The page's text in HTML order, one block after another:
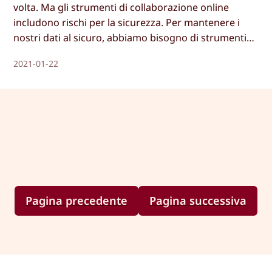
volta. Ma gli strumenti di collaborazione online
includono rischi per la sicurezza. Per mantenere i
nostri dati al sicuro, abbiamo bisogno di strumenti
2021-01-22
Pagina precedente Pagina successiva